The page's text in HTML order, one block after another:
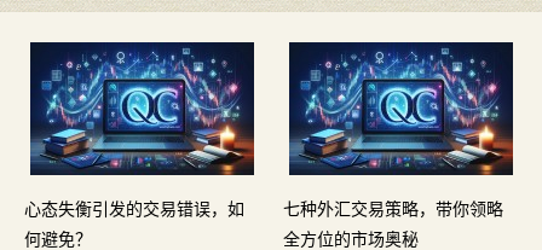
心态失衡引发的交易错误，如
何避免？
七种外汇交易策略，带你领略
全方位的市场奥秘